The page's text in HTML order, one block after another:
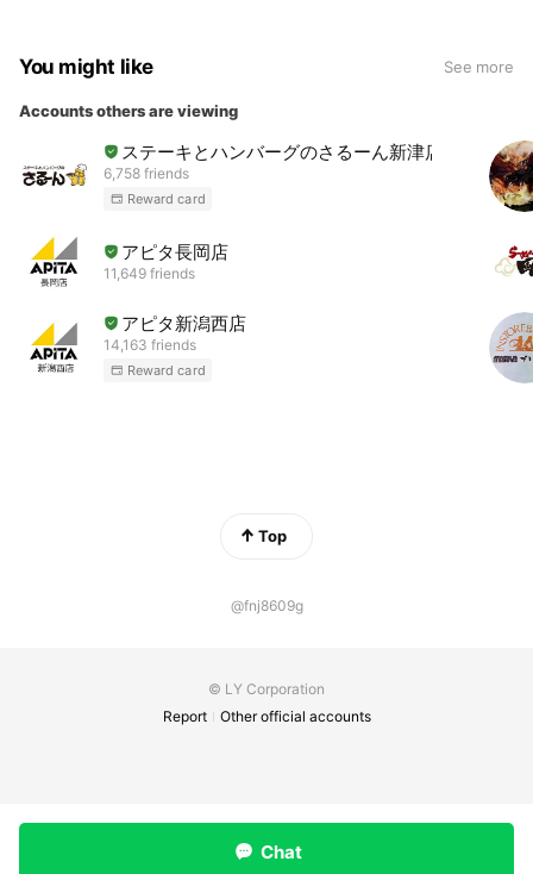
You might like See more
Accounts others are viewing
ステーキとハンバーグのさるーん新津店
6,758 friends
Reward card
アピタ長岡店
11,649 friends
アピタ新潟西店
14,163 friends
Reward card
Top
@fnj8609g
© LY Corporation
Report
Other official accounts
Chat